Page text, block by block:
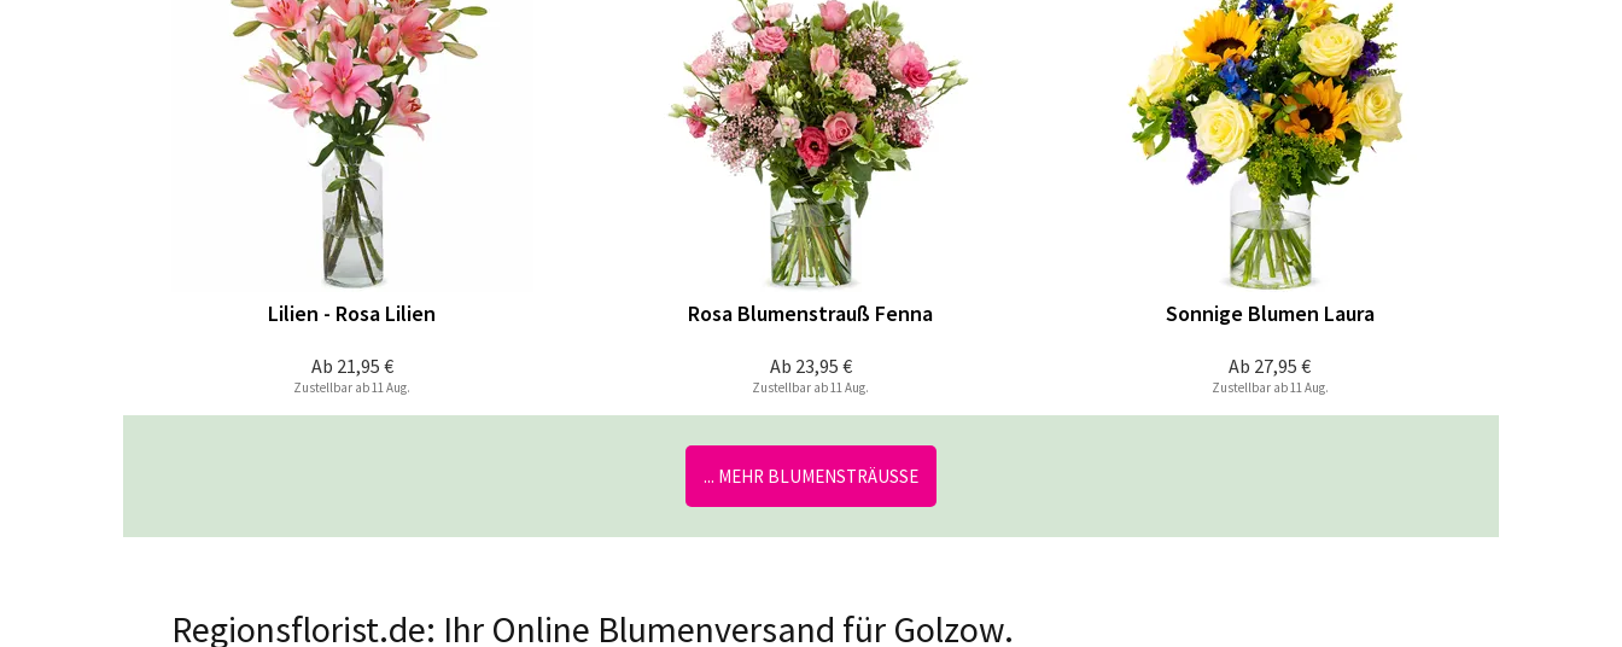
Ab 21,95 €
Lilien - Rosa Lilien
Zustellbar ab 11 Aug.
Ab 23,95 €
Rosa Blumenstrauß Fenna
Zustellbar ab 11 Aug.
Ab 27,95 €
Sonnige Blumen Laura
Zustellbar ab 11 Aug.
... MEHR BLUMENSTRÄUSSE
Regionsflorist.de: Ihr Online Blumenversand für Golzow.